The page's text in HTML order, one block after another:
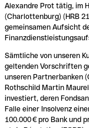
Alexandre Prot tätig, im
(Charlottenburg) (HRB
gemeinsamen Aufsicht
Sämtliche von unseren
geltenden Vorschriften
unseren Partnerbanken
Rothschild Martin
investiert, deren
Falle einer Insolvenz
100.000 € pro Bank und